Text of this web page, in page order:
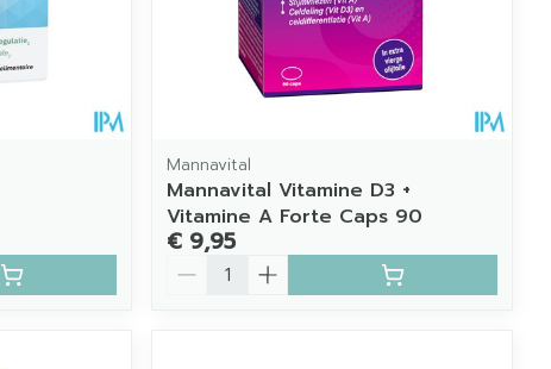
Mannavital
Mannavital Vitamine D3 +
Vitamine A Forte Caps 90
€ 9,95
Aantal